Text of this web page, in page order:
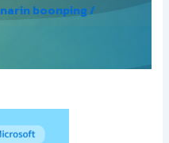
narin boonping/